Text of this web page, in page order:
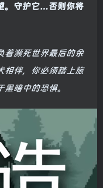
。守护它…否则你将
着濒死世界最后的余
相伴，你必须踏上旅
暗中的恐惧。